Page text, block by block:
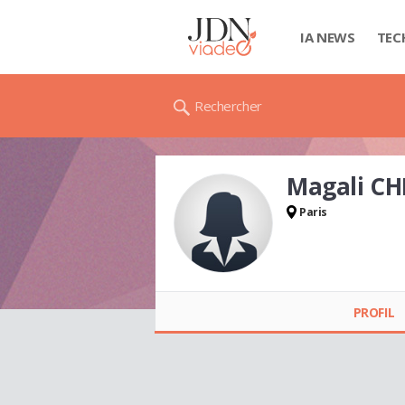
IA NEWS
Rechercher
Magali
Paris
PROFIL